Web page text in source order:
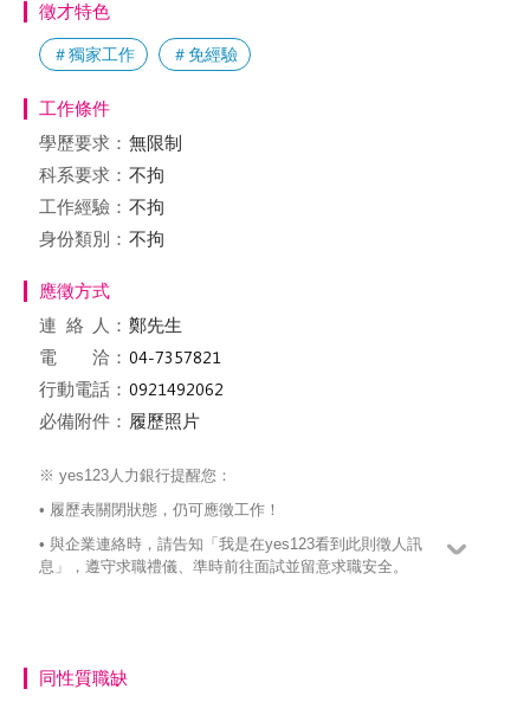
徵才特色
＃獨家工作 ＃免經驗
工作條件
學歷要求： 無限制
科系要求： 不拘
工作經驗： 不拘
身份類別： 不拘
應徵方式
連絡
人： 鄭先生
電 洽：
行動電話：
必備附件： 履歷照片
※ yes123人力銀行提醒您：
• 履歷表關閉狀態，仍可應徵工作！
• 與企業連絡時，請告知「我是在yes123看到此則徵人訊
息」，遵守求職禮儀、準時前往面試並留意求職安全。
同性質職缺